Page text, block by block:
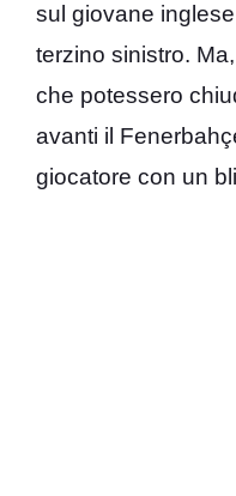
sul giovane
terzino sinistro.
che potessero
avanti il
giocatore con un